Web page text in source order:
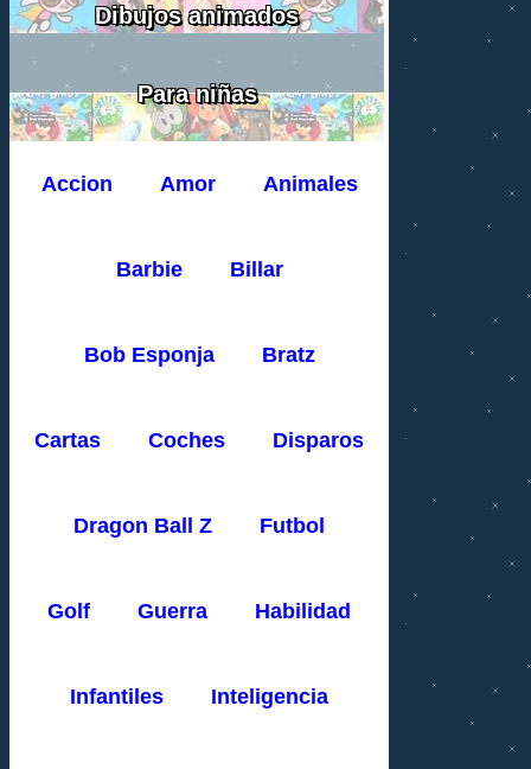
Dibujos animados
Para niñas
Accion Amor Animales
Barbie Billar
Bob Esponja Bratz
Cartas Coches Disparos
Dragon Ball Z Futbol
Golf Guerra Habilidad
Infantiles Inteligencia